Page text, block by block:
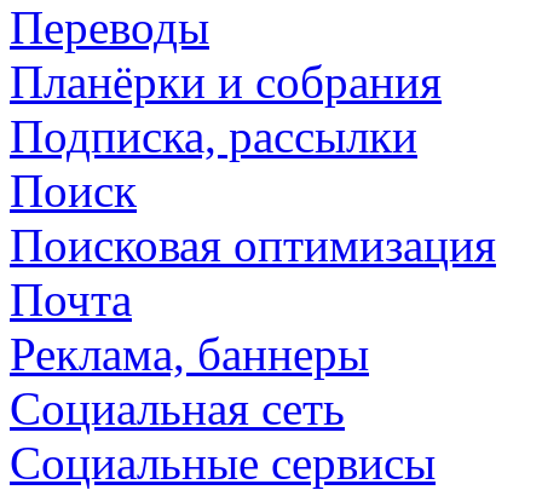
Переводы
Планёрки и собрания
Подписка, рассылки
Поиск
Поисковая оптимизация
Почта
Реклама, баннеры
Социальная сеть
Социальные сервисы